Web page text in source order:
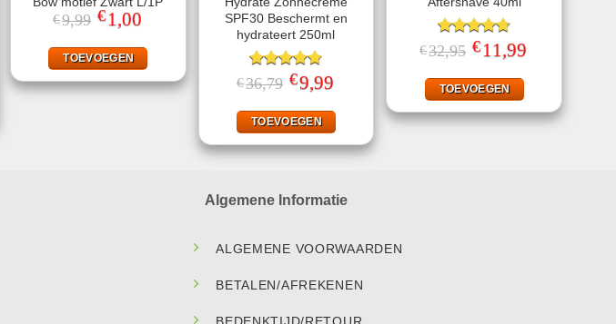
€9,99 Oorspronkelijke
prijs
€9,99.
€ 1,00Huidige
€1,00.
TOEVOEGEN
SPF30 Beschermt en
hydrateert 250ml
Gewaardeerd
4.78 uit 5
€36,79 Oorspronkelijke
prijs
€36,79.
€9,99Huidige
€9,99.
TOEVOEGEN
Gewaardeerd
4.71uit 5
€32,95 Oorspronkelijke
prijs
€32,95.
€ 11,99Huidige
TOEVOEGEN
Algemene Informatie
ALGEMENE VOORWAARDEN
BETALEN/AFREKENEN